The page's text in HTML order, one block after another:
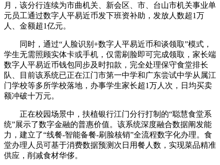
月，该分行连续为市曲机关、新会区、市、台山市机关事业单
元员工通过数字人平易近币发下班资补助，发放人数超1万
人、金额超1亿元。
同时，通过“人脸识别+数字人平易近币和谈领取”模式，
学生无需照顾实体卡或手机，仅需刷脸即可完成领取，家长端
数字人平易近币钱包同步及时扣款，完全处理保守食堂排长
队、目前该系统已正在江门市第一中学和广东尝试中学从属江
门学校等多所学校落地，办事学生家长超1万人次，日均买卖
额冲破十万元。
正在校园场景中，扶植银行江门分行打制的“聪慧食堂系
统”展示了数字金融的普惠价值。该系统深度融合数据阐发能
力，建立了“线餐-智能备餐-刷脸核销”全流程数字化办理。食
堂办理人员可基于消费数据预测次日用餐人数，实现菜品精准
供应，削减食材华侈。